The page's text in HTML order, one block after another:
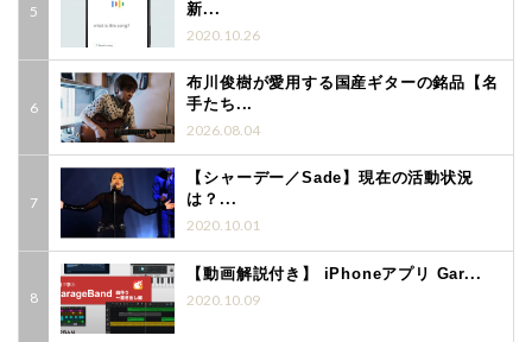
新...
2020.10.26
布川俊樹が愛用する国産ギターの銘品【名
手たち...
2026.08.04
【シャーデー／Sade】現在の活動状況
は？...
2020.10.01
【動画解説付き】 iPhoneアプリ Gar...
2020.10.09